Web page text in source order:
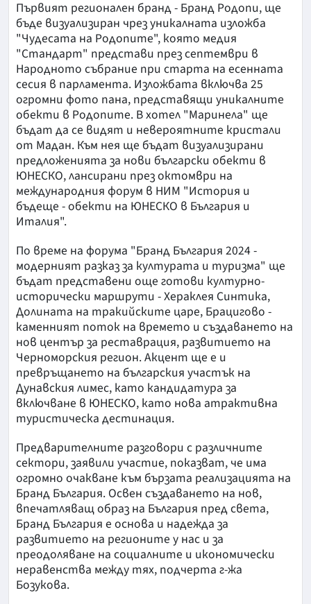
Първият регионален бранд - Бранд Родопи, ще
бъде визуализиран чрез уникалната изложба
"Чудесата на Родопите", която медия
"Стандарт" представи през септември в
Народното събрание при старта на есенната
сесия в парламента. Изложбата включва 25
огромни фото пана, представящи уникалните
обекти в Родопите. В хотел "Маринела" ще
бъдат да се видят и невероятните кристали
от Мадан. Към нея ще бъдат визуализирани
предложенията за нови български обекти в
ЮНЕСКО, лансирани през октомври на
международния форум в НИМ "История и
бъдеще - обекти на ЮНЕСКО в България и
Италия".
По време на форума "Бранд България 2024 -
модерният разказ за културата и туризма" ще
бъдат представени още готови културно-
исторически маршрути - Хераклея Синтика,
Долината на тракийските царе, Брацигово -
каменният поток на времето и създаването на
нов център за реставрация, развитието на
Черноморския регион. Акцент ще е и
превръщането на българския участък на
Дунавския лимес, като кандидатура за
включване в ЮНЕСКО, като нова атрактивна
туристическа дестинация.
Предварителните разговори с различните
сектори, заявили участие, показват, че има
огромно очакване към бързата реализацията на
Бранд България. Освен създаването на нов,
впечатляващ образ на България пред света,
Бранд България е основа и надежда за
развитието на регионите у нас и за
преодоляване на социалните и икономически
неравенства между тях, подчерта г-жа
Бозукова.